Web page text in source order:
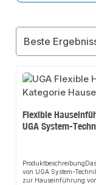
Flexible
UGA System-
von UGA System-
zur Hauseinführung